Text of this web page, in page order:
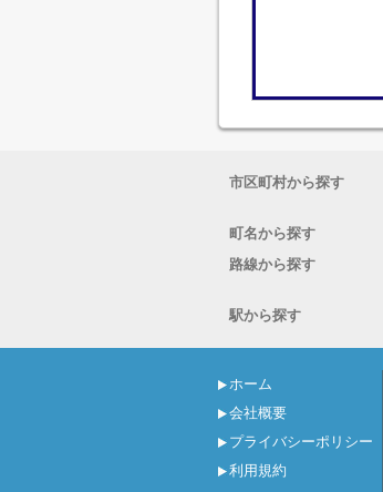
市区町村から探す
町名から探す
路線から探す
駅から探す
ホーム
会社概要
プライバシーポリシー
利用規約